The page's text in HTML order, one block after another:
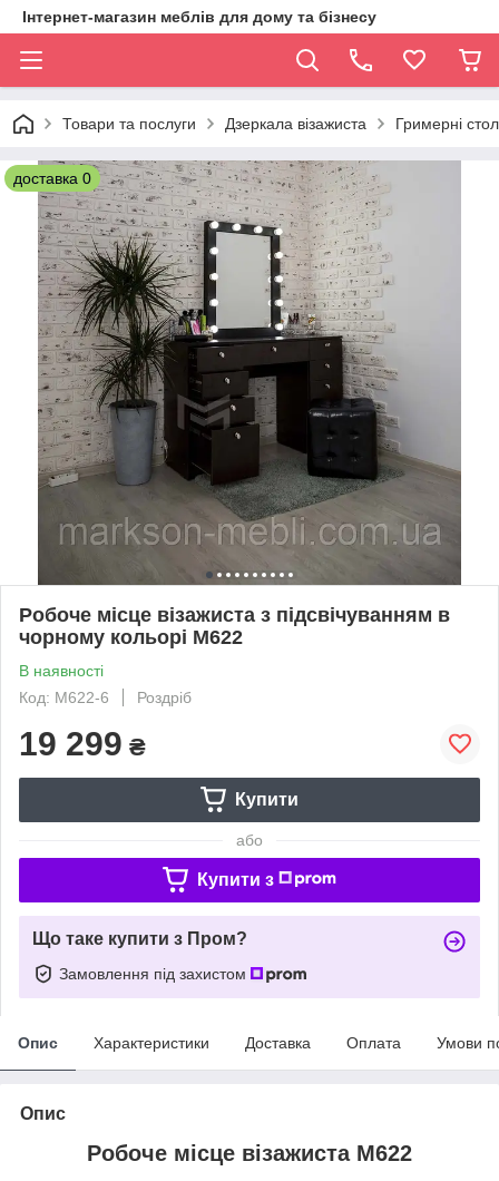
Інтернет-магазин меблів для дому та бізнесу
Товари та послуги Дзеркала візажиста Гримерні
доставка 0
Робоче місце візажиста з підсвічуванням в
чорному кольорі М622
В наявності
Код: М622-6
Роздріб
19 299 ₴
Купити
або
Купити з
Що таке купити з Пром?
Замовлення під захистом
Опис Характеристики Доставка Оплата Умови
Опис
Робоче місце візажиста M622